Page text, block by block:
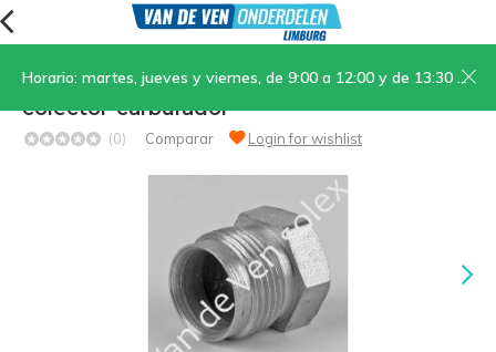
Horario: martes, jueves y viernes, de 9:00 a 12:00 y de 13:30 a 17:00; sábados, de 9:00 a 12:00
05. Tornillo de unión del tubo de admisión
colector-carburador
(0) Comparar Login for wishlist